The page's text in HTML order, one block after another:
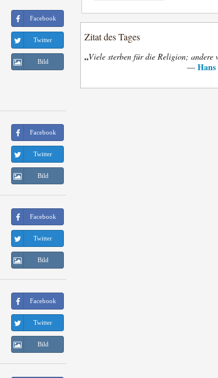
Facebook
Twitter
Bild
Facebook
Twitter
Bild
Facebook
Twitter
Bild
Facebook
Twitter
Bild
Zitat des Tages
„Viele sterben für die Religion; andere
—